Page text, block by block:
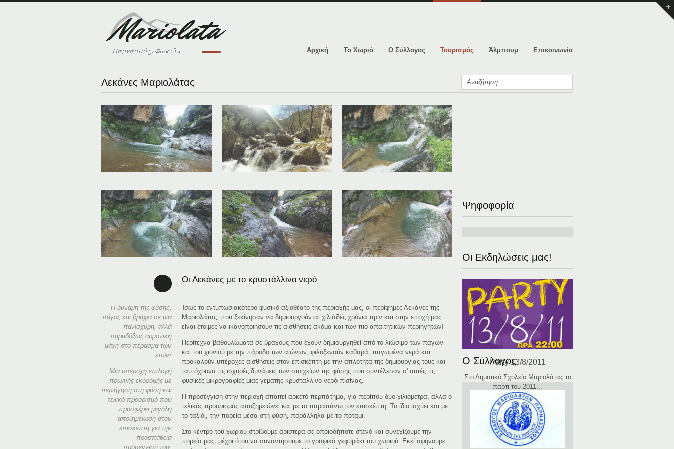
Αρχική Το Χωριό Ο Σύλλογος Τουρισμός Άλμπουμ Επικοινωνία
Λεκάνες Μαριολάτας
Οι Λεκάνες με το κρυστάλλινο νερό
Η δύναμη της φύσης,
πάγος και βράχια σε μια
πανίσχυρη, αλλά
παραδόξως αρμονική
μάχη στο πέρασμα των
ετών!
Μια υπέροχη επιλογή
πρωινής εκδρομής με
περιήγηση στη φύση και
τελικό προορισμό που
προσφέρει μεγάλη
αποζημείωση στον
επισκέπτη για την
προσπάθεια
πρόσέγγισή του.
Ίσως το εντυπωσιακότερο φυσικό αξιοθέατο της περιοχής μας, οι περίφημες Λεκάνες της
Μαριολάτας, που ξεκίνησαν να δημιουργούνται χιλιάδες χρόνια πριν και στην εποχή μας
είναι έτοιμες να ικανοποιήσουν τις αισθήσεις ακόμα και των πιο απαιτητικών περιηγητών!
Περίτεχνα βαθουλώματα σε βράχους που έχουν δημιουργηθεί από το λιώσιμο των πάγων
και του χιονιού με την πάροδο των αιώνων, φιλοξενούν καθαρά, παγωμένα νερά και
προκαλούν υπέροχες αισθήσεις στον επισκέπτη με την απλότητα της δημιουργίας τους και
ταυτόχρονα τις ισχυρές δυνάμεις των στοιχείων της φύσης που συντέλεσαν σ' αυτές τις
φυσικές μικρογραφίες μιας γεμάτης κρυστάλλινο νερό πισίνας.
Η προσέγγιση στην περιοχή απαιτεί αρκετό περπάτημα, για περίπου δύο χιλιόμετρα, αλλά ο
τελικός προορισμός αποζημειώνει και με το παραπάνω τον επισκέπτη. Το ίδιο ισχύει και με
το ταξίδι, την πορεία μέσα στη φύση, παράλληλα με το ποτάμι.
Στο κέντρο του χωριού στρίβουμε αριστερά σε όποιοδήποτε στενό και συνεχίζουμε την
πορεία μας, μέχρι ότου να συναντήσουμε το γραφικό γεφυράκι του χωριού. Εκεί αφήνουμε
Ψηφοφορία
Οι Εκδηλώσεις μας!
Party 13/8/2011
Στο Δημοτικό Σχολείο Μαριολάτας το
πάρτι του 2011...
Ο Σύλλογος